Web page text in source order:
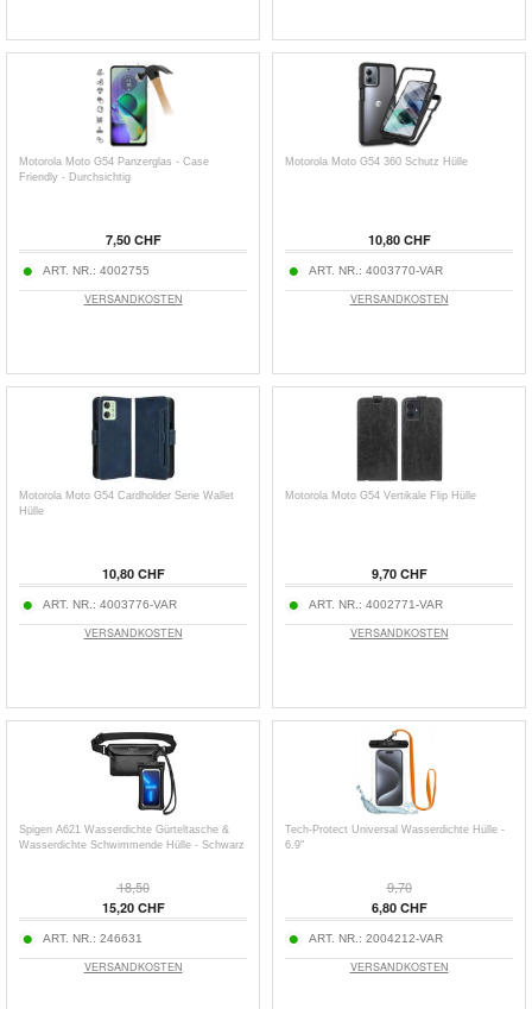
Motorola Moto G54 Panzerglas - Case
Friendly - Durchsichtig
7,50 CHF
ART. NR.: 4002755
VERSANDKOSTEN
Motorola Moto G54 360 Schutz Hülle
10,80 CHF
ART. NR.: 4003770-VAR
VERSANDKOSTEN
Motorola Moto G54 Cardholder Serie Wallet
Hülle
10,80 CHF
ART. NR.: 4003776-VAR
VERSANDKOSTEN
Motorola Moto G54 Vertikale Flip Hülle
9,70 CHF
ART. NR.: 4002771-VAR
VERSANDKOSTEN
Spigen A621 Wasserdichte Gürteltasche &
Wasserdichte Schwimmende Hülle - Schwarz
18,50
15,20 CHF
ART. NR.: 246631
VERSANDKOSTEN
Tech-Protect Universal Wasserdichte Hülle -
6.9"
9,70
6,80 CHF
ART. NR.: 2004212-VAR
VERSANDKOSTEN